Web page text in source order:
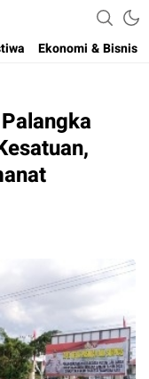
Ekonomi & Bisnis